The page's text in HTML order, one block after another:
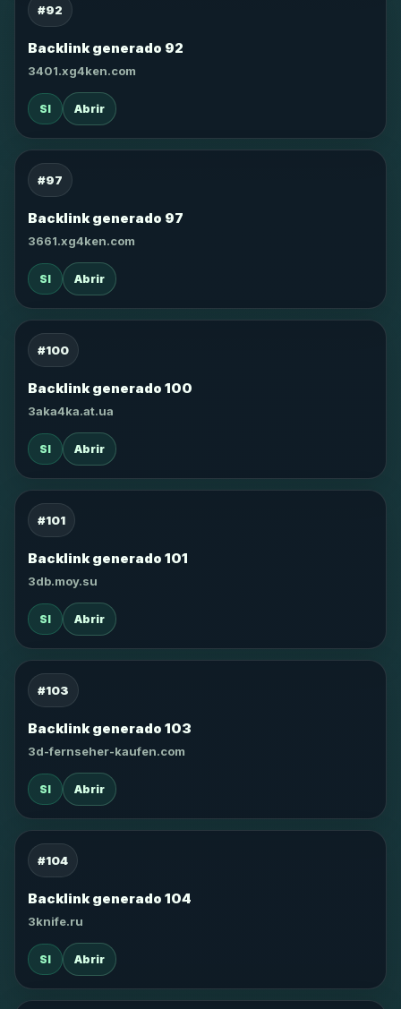
#92
Backlink generado 92
3401.xg4ken.com
SI Abrir
#97
Backlink generado 97
3661.xg4ken.com
SI Abrir
#100
Backlink generado 100
3aka4ka.at.ua
SI Abrir
#101
Backlink generado 101
3db.moy.su
SI Abrir
#103
Backlink generado 103
3d-fernseher-kaufen.com
SI Abrir
#104
Backlink generado 104
3knife.ru
SI Abrir